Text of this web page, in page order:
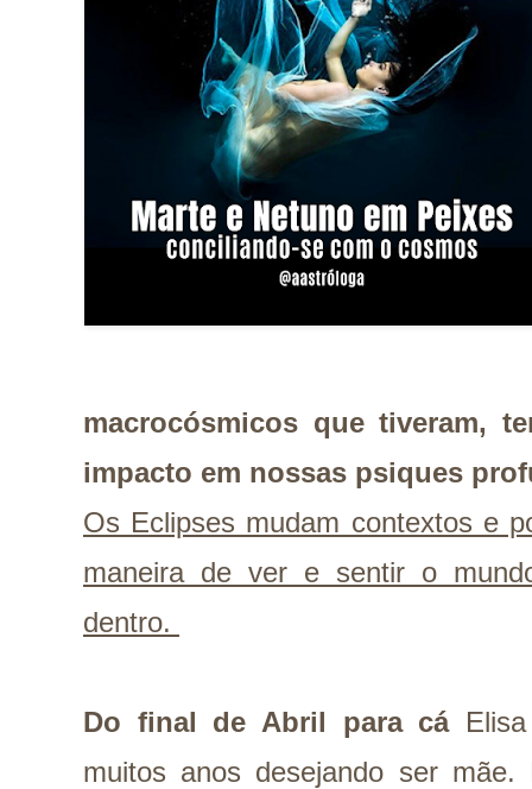
macrocósmicos que tiveram,
impacto em nossas psiques
Os Eclipses mudam contextos e
maneira de ver e sentir o
dentro.
Do final de Abril para cá
muitos anos desejando ser